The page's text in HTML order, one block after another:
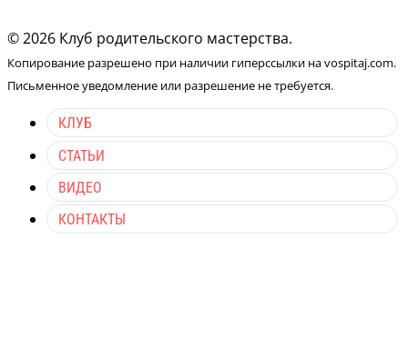
© 2026 Клуб родительского мастерства.
Копирование разрешено при наличии гиперссылки на vospitaj.com.
Письменное уведомление или разрешение не требуется.
КЛУБ
СТАТЬИ
ВИДЕО
КОНТАКТЫ